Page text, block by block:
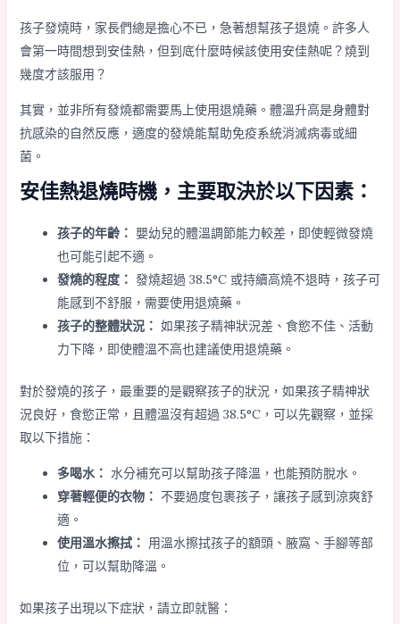
孩子發燒時，家長們總是擔心不已，急著想幫孩子退燒。許多人
會第一時間想到安佳熱，但到底什麼時候該使用安佳熱呢？燒到
幾度才該服用？
其實，並非所有發燒都需要馬上使用退燒藥。體溫升高是身體對
抗感染的自然反應，適度的發燒能幫助免疫系統消滅病毒或細
菌。
安佳熱退燒時機，主要取決於以下因素：
孩子的年齡： 嬰幼兒的體溫調節能力較差，即使輕微發燒
也可能引起不適。
發燒的程度： 發燒超過 38.5°C 或持續高燒不退時，孩子可
能感到不舒服，需要使用退燒藥。
孩子的整體狀況： 如果孩子精神狀況差、食慾不佳、活動
力下降，即使體溫不高也建議使用退燒藥。
對於發燒的孩子，最重要的是觀察孩子的狀況，如果孩子精神狀
況良好，食慾正常，且體溫沒有超過 38.5°C，可以先觀察，並採
取以下措施：
多喝水： 水分補充可以幫助孩子降溫，也能預防脫水。
穿著輕便的衣物： 不要過度包裹孩子，讓孩子感到涼爽舒
適。
使用溫水擦拭： 用溫水擦拭孩子的額頭、腋窩、手腳等部
位，可以幫助降溫。
如果孩子出現以下症狀，請立即就醫：